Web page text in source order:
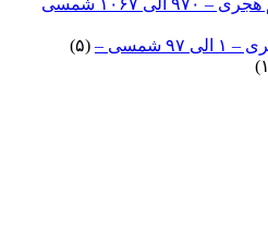
الی ۱۰۶۷ شمسی
شمسی –
(۵)